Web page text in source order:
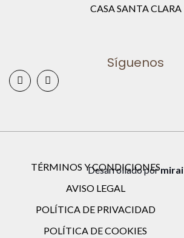
CASA SANTA CLARA
Síguenos
TÉRMINOS Y CONDICIONES
AVISO LEGAL
POLÍTICA DE PRIVACIDAD
POLÍTICA DE COOKIES
Desarrollado pormirai